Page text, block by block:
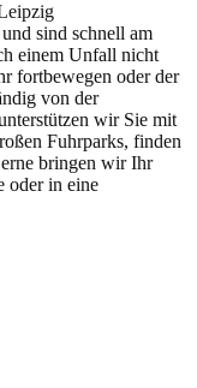
sind schnell am
einem Unfall nicht
fortbewegen oder der
von der
wir Sie mit
Fuhrparks, finden
bringen wir Ihr
oder in eine